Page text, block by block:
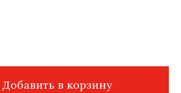
Добавить в корзину